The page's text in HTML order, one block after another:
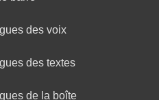
des voix
des textes
de la boîte